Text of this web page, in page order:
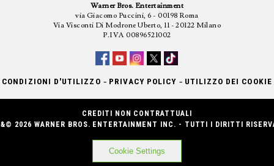
Warner Bros. Entertainment
via Giacomo Puccini, 6 - 00198 Roma
Via Visconti Di Modrone Uberto, 11 - 20122 Milano
P.IVA 00896521002
CONDIZIONI D'UTILIZZO - PRIVACY POLICY - UTILIZZO DEI COOKIE
CREDITI NON CONTRATTUALI
2026 WARNER BROS. ENTERTAINMENT INC. - TUTTI I DIRITTI
Cookie Settings